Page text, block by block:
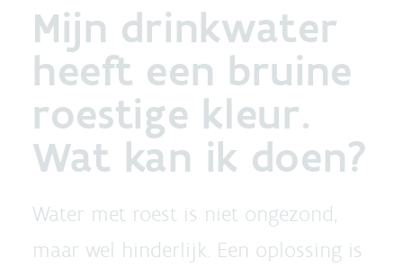
Mijn drinkwater
heeft een bruine
roestige kleur.
Wat kan ik doen?
Water met roest is niet ongezond,
maar wel hinderlijk. Een oplossing is